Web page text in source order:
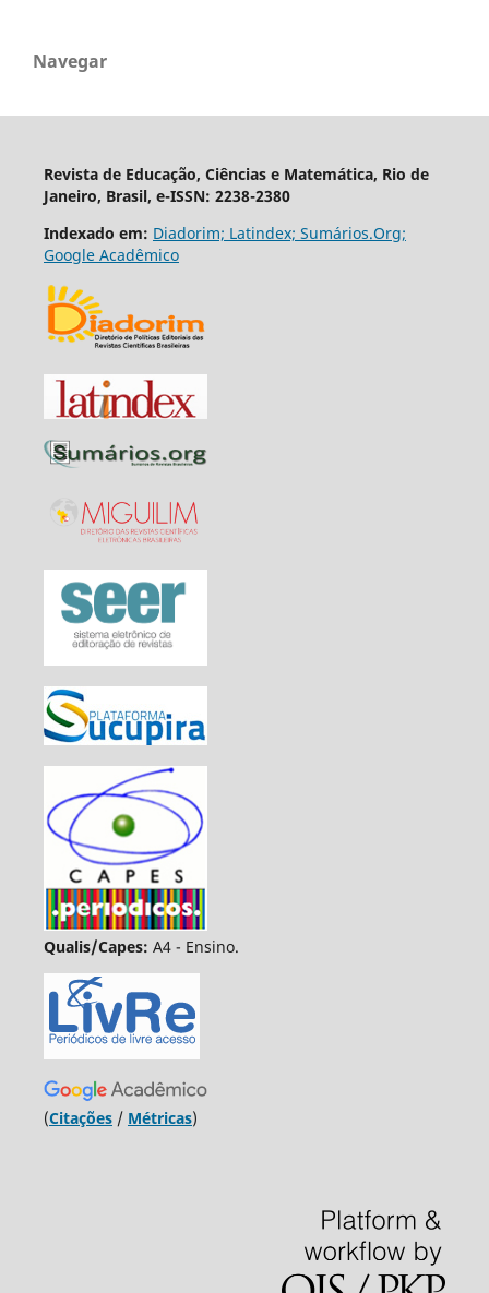
Navegar
Revista de Educação, Ciências e Matemática, Rio de
Janeiro, Brasil, e-ISSN: 2238-2380
Indexado em: Diadorim; Latindex; Sumários.Org;
Google Acadêmico
Qualis/Capes: A4 - Ensino.
(Citações/ Métricas)